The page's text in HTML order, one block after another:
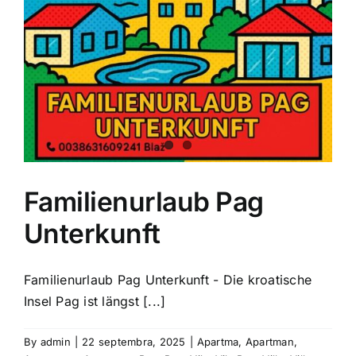
Familienurlaub Pag
Unterkunft
Familienurlaub Pag Unterkunft - Die kroatische
Insel Pag ist längst [...]
By admin 22 septembra, 2025 Apartma, Apartman,